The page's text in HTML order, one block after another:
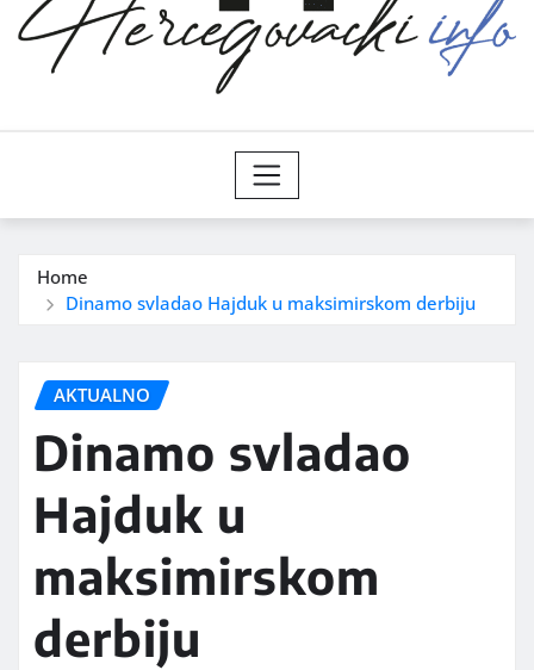
Home
Dinamo svladao Hajduk u maksimirskom derbiju
AKTUALNO
Dinamo svladao
Hajduk u
maksimirskom
derbiju